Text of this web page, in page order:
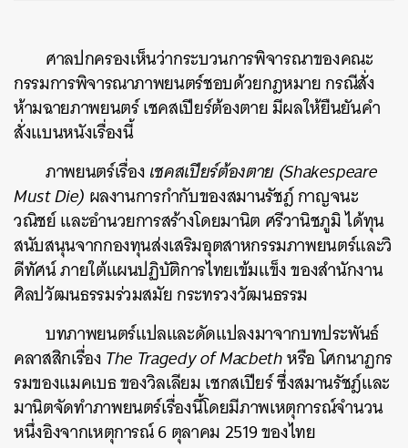
ศาลปกครองเห็นว่ากระบวนการพิจารณาของคณะ
กรรมการพิจารณาภาพยนตร์ชอบด้วยกฎหมาย กรณีสั่ง
ห้ามฉายภาพยนตร์ เชคสเปียร์ต้องตาย มีผลให้ยืนยันคำ
สั่งแบนหนังเรื่องนี้
ภาพยนตร์เรื่องเชคสเปียร์ต้องตาย (Shakespeare
Must Die) ผลงานการกำกับของสมานรัชฎ์ กาญจนะ
วณิชย์ และอำนวยการสร้างโดยมานิต ศรีวานิชภูมิ ได้ทุน
สนับสนุนจากกองทุนส่งเสริมอุตสาหกรรมภาพยนตร์และวิ
ดีทัศน์ ภายใต้แผนปฏิบัติการไทยเข้มแข็ง ของสำนักงาน
ศิลปวัฒนธรรมร่วมสมัย กระทรวงวัฒนธรรม
บทภาพยนตร์แปลและดัดแปลงมาจากบทประพันธ์
คลาสสิกเรื่องThe Tragedy of Macbethหรือ โศกนาฏกร
รมของแมคเบธ ของวิลเลียม เชกสเปียร์ ซึ่งสมานรัชฎ์และ
มานิตจัดทำภาพยนตร์เรื่องนี้โดยมีภาพเหตุการณ์จำนวน
หนึ่งอิงจากเหตุการณ์ 6 ตุลาคม 2519 ของไทย